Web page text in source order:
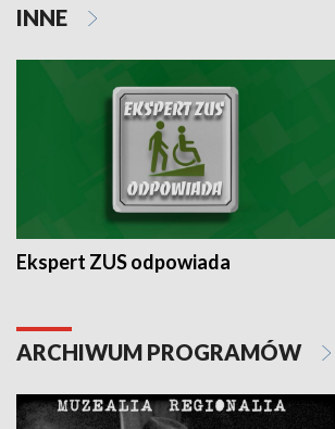
INNE
Ekspert ZUS odpowiada
ARCHIWUM PROGRAMÓW